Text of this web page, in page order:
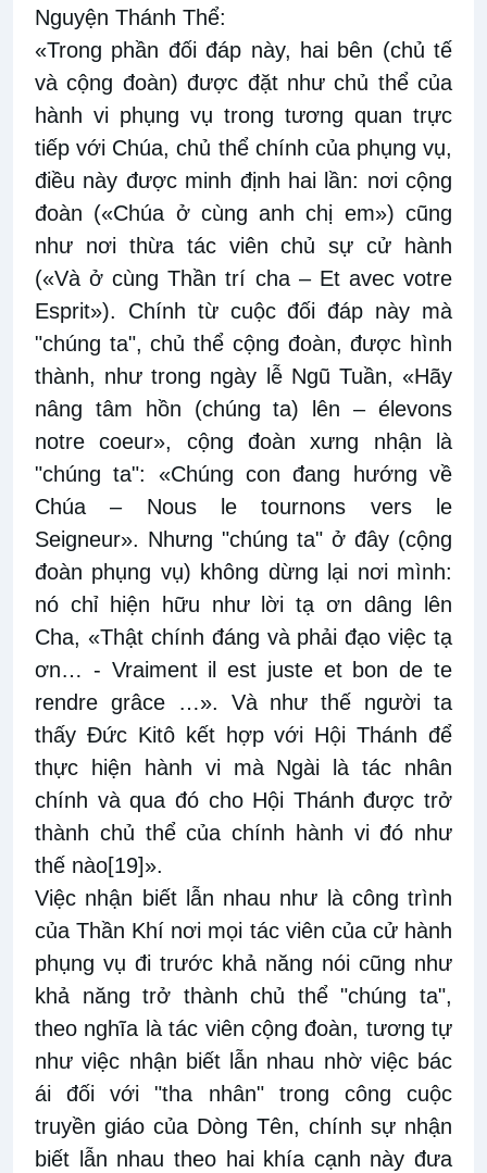
Nguyện Thánh Thể:
«Trong phần đối đáp này, hai bên (chủ tế
và cộng đoàn) được đặt như chủ thể của
hành vi phụng vụ trong tương quan trực
tiếp với Chúa, chủ thể chính của phụng vụ,
điều này được minh định hai lần: nơi cộng
đoàn («Chúa ở cùng anh chị em») cũng
như nơi thừa tác viên chủ sự cử hành
(«Và ở cùng Thần trí cha – Et avec votre
Esprit»). Chính từ cuộc đối đáp này mà
"chúng ta", chủ thể cộng đoàn, được hình
thành, như trong ngày lễ Ngũ Tuần, «Hãy
nâng tâm hồn (chúng ta) lên – élevons
notre coeur», cộng đoàn xưng nhận là
"chúng ta": «Chúng con đang hướng về
Chúa – Nous le tournons vers le
Seigneur». Nhưng "chúng ta" ở đây (cộng
đoàn phụng vụ) không dừng lại nơi mình:
nó chỉ hiện hữu như lời tạ ơn dâng lên
Cha, «Thật chính đáng và phải đạo việc tạ
ơn… - Vraiment il est juste et bon de te
rendre grâce …». Và như thế người ta
thấy Đức Kitô kết hợp với Hội Thánh để
thực hiện hành vi mà Ngài là tác nhân
chính và qua đó cho Hội Thánh được trở
thành chủ thể của chính hành vi đó như
thế nào[19]».
Việc nhận biết lẫn nhau như là công trình
của Thần Khí nơi mọi tác viên của cử hành
phụng vụ đi trước khả năng nói cũng như
khả năng trở thành chủ thể "chúng ta",
theo nghĩa là tác viên cộng đoàn, tương tự
như việc nhận biết lẫn nhau nhờ việc bác
ái đối với "tha nhân" trong công cuộc
truyền giáo của Dòng Tên, chính sự nhận
biết lẫn nhau theo hai khía cạnh này đưa